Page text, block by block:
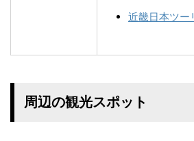
近畿日本ツー
周辺の観光スポット